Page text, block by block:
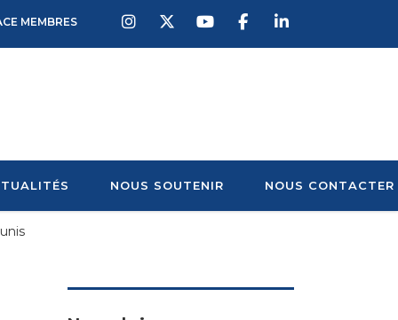
MEMBRES
NOUS SOUTENIR NOUS CONTACTER